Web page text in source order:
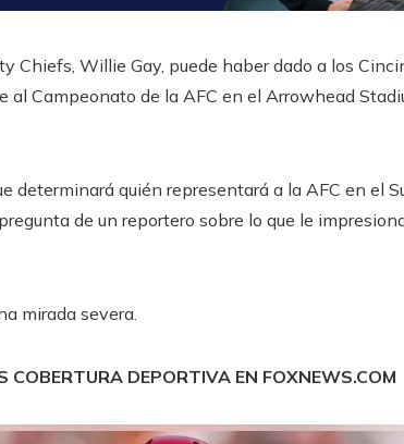
Chiefs, Willie Gay, puede haber dado a los
al Campeonato de la AFC en el Arrowhead
determinará quién representará a la AFC en el
de un reportero sobre lo que le
mirada severa.
COBERTURA DEPORTIVA EN FOXNEWS.COM